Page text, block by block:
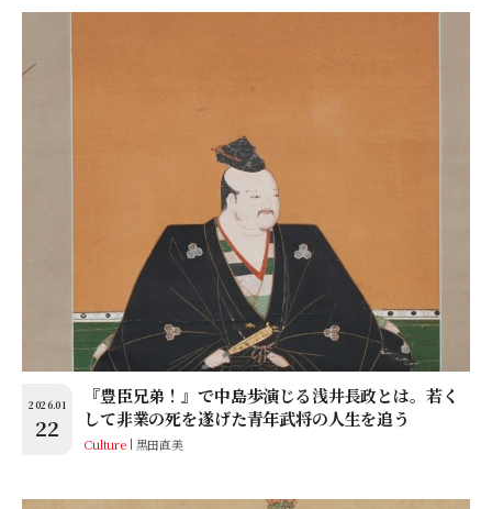
2026.01
22
『豊臣兄弟！』で中島歩演じる浅井長政とは。若く
して非業の死を遂げた青年武将の人生を追う
Culture 黒田直美